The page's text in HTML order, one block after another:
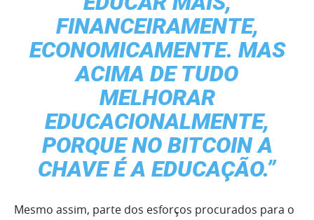
FINANCEIRAMENTE,
ECONOMICAMENTE. MAS
ACIMA DE TUDO
MELHORAR
EDUCACIONALMENTE,
PORQUE NO BITCOIN A
CHAVE É A EDUCAÇÃO.”
Mesmo assim, parte dos esforços procurados para o